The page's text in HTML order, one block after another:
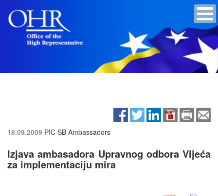
18.09.2009 PIC SB Ambassadors
Izjava ambasadora Upravnog odbora Vijeća
za implementaciju mira